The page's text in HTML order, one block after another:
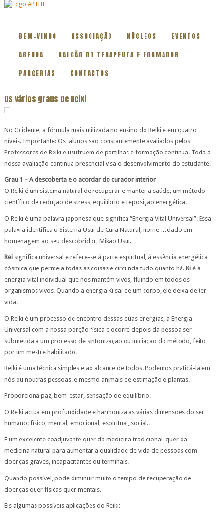
BEM-VINDO ASSOCIAÇÃO NÚCLEOS
EVENTOS
AGENDA
BALCÃO DO TERAPEUTA E FORMADOR
PARCERIAS
CONTACTOS
Os vários graus de Reiki
No Ocidente, a fórmula mais utilizada no ensino do Reiki e em quatro
níveis. Importante: Os alunos são constantemente avaliados pelos
Professores de Reiki e usufruem de partilhas e formação continua. Toda a
nossa avaliação continua presencial visa o desenvolvimento do estudante.
Grau 1 – A descoberta e o acordar do curador interior
O Reiki é um sistema natural de recuperar e manter a saúde, um método
científico de redução de stress, equilíbrio e reposição energética.
O Reiki é uma palavra japonesa que significa “Energia Vital Universal”. Essa
palavra identifica o Sistema Usui de Cura Natural, nome …dado em
homenagem ao seu descobridor, Mikao Usui.
Reisignifica universal e refere-se á parte espiritual, á essência energética
cósmica que permeia todas as coisas e circunda tudo quanto há.Kié a
energia vital individual que nos mantém vivos, fluindo em todos os
organismos vivos. Quando a energia Ki sai de um corpo, ele deixa de ter
vida.
O Reiki é um processo de encontro dessas duas energias, a Energia
Universal com a nossa porção física e ocorre depois da pessoa ser
submetida a um processo de sintonização ou iniciação do método, feito
por um mestre habilitado.
Reiki é uma técnica simples e ao alcance de todos. Podemos praticá-la em
nós ou noutras pessoas, e mesmo animais de estimação e plantas.
Proporciona paz, bem-estar, sensação de equilíbrio.
O Reiki actua em profundidade e harmoniza as várias dimensões do ser
humano: físico, mental, emocional, espiritual, social..
É um excelente coadjuvante quer da medicina tradicional, quer da
medicina natural para aumentar a qualidade de vida de pessoas com
doenças graves, incapacitantes ou terminais.
Quando possível, pode diminuir muito o tempo de recuperação de
doenças quer físicas quer mentais.
Eis algumas possíveis aplicações do Reiki: